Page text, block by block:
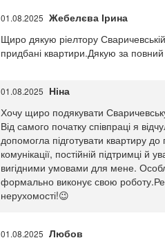
01.08.2025 Жебелєва Ірина
Щиро дякую ріелтору
придбані квартири.Дякую за повний
01.08.2025 Ніна
Хочу щиро подякувати
Від самого початку співпраці я
допомогла підготувати квартиру
комунікації, постійній підтримці
вигідними умовами для мене.
формально виконує свою
нерухомості!😉
01.08.2025 Любов